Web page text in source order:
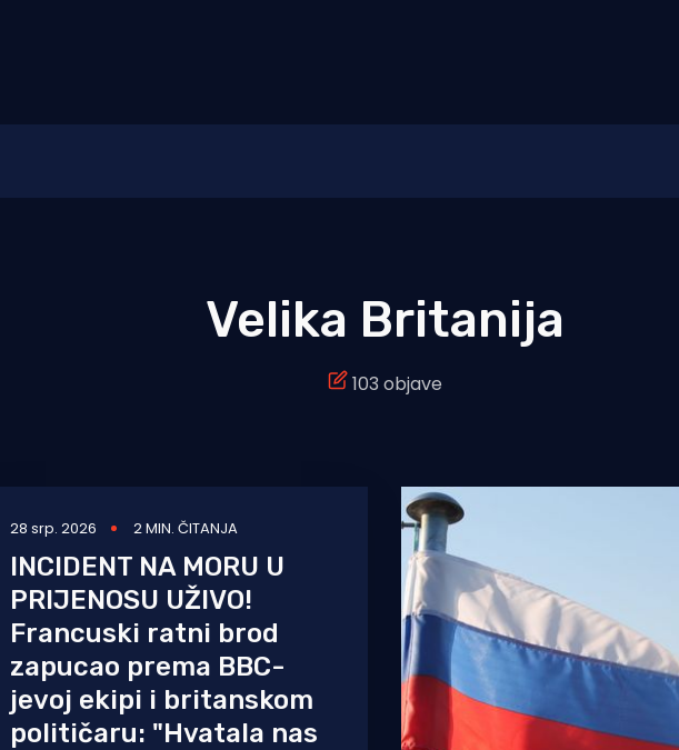
Velika Britanija
103 objave
28 srp. 2026 2 MIN. ČITANJA
INCIDENT NA MORU U
PRIJENOSU UŽIVO!
Francuski ratni brod
zapucao prema BBC-
jevoj ekipi i britanskom
političaru: "Hvatala nas